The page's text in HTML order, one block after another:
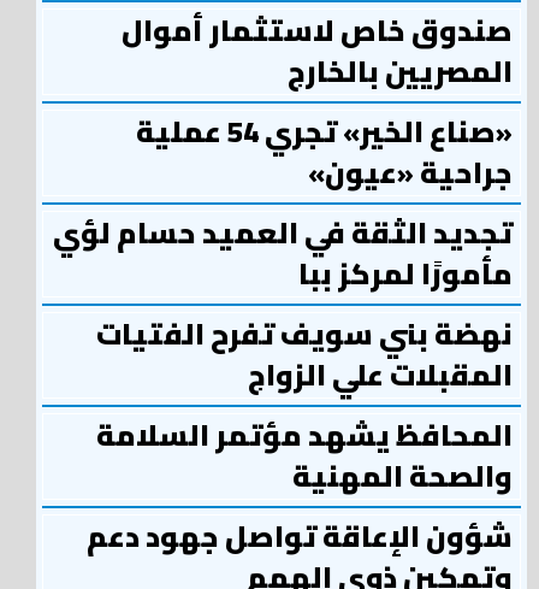
صندوق خاص لاستثمار أموال
المصريين بالخارج
«صناع الخير» تجري 54 عملية
جراحية «عيون»
تجديد الثقة في العميد حسام لؤي
مأمورًا لمركز ببا
نهضة بني سويف تفرح الفتيات
المقبلات علي الزواج
المحافظ يشهد مؤتمر السلامة
والصحة المهنية
شؤون الإعاقة تواصل جهود دعم
وتمكين ذوي الهمم